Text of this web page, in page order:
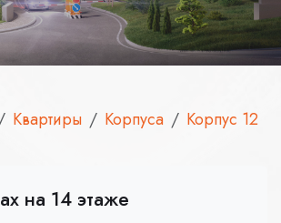
Квартиры Корпуса Корпус 12
на 14 этаже